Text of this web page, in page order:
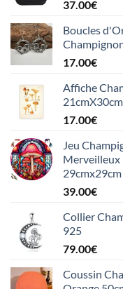
37.00€
Boucles
17.00€
Affiche
17.00€
Jeu
Merveilleux
29cmx29cm
39.00€
Collier
925
79.00€
Coussin